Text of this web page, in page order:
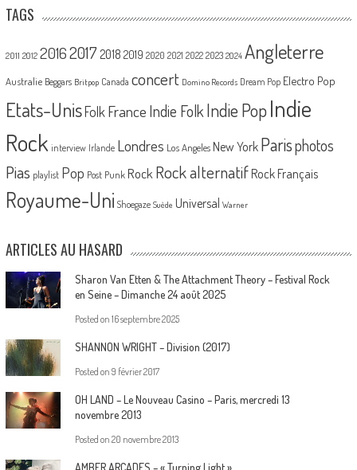
TAGS
2011 2012 20162017 2018 2019 2020 2021 2022 2023 2024 Angleterre
Australie Beggars Britpop Canada concert Domino Records Dream Pop Electro Pop
Etats-UnisFolk France Indie Folk Indie PopIndie
Rock interview Irlande Londres Los Angeles New York Parisphotos
Pias playlist Pop Post Punk Rock Rock alternatif Rock Français
Royaume-Uni Shoegaze Suède Universal Warner
ARTICLES AU HASARD
Sharon Van Etten & The Attachment Theory – Festival Rock
en Seine – Dimanche 24 août 2025
Posted on 16 septembre 2025
SHANNON WRIGHT – Division (2017)
Posted on 9 février 2017
OH LAND – Le Nouveau Casino – Paris, mercredi 13
novembre 2013
Posted on 20 novembre 2013
AMBER ARCADES – « Turning Light »